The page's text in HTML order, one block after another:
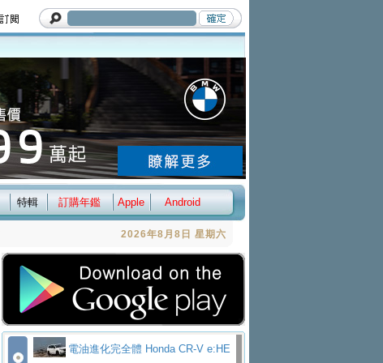
特輯 訂購年鑑 Apple Android
2026年8月8日 星期六
電油進化完全體 Honda CR-V e:HE